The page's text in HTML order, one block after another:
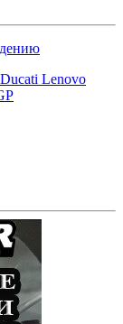
Ducati Lenovo